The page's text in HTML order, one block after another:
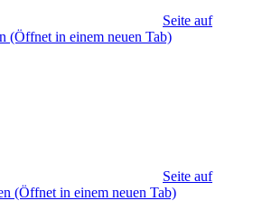
Seite auf
(Öffnet in einem neuen Tab)
Seite auf
(Öffnet in einem neuen Tab)